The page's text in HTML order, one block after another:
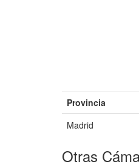
Provincia
Madrid
Otras